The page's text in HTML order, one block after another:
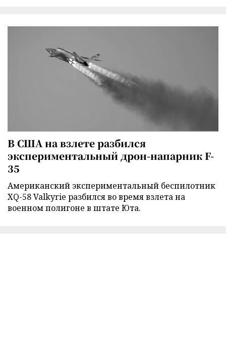
В США на взлете разбился
экспериментальный дрон-напарник F-
35
Американский экспериментальный беспилотник
XQ-58 Valkyrie разбился во время взлета на
военном полигоне в штате Юта.